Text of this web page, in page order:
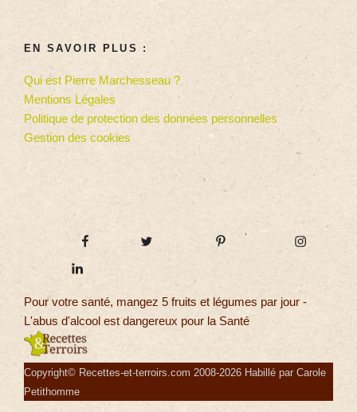
EN SAVOIR PLUS :
Qui est Pierre Marchesseau ?
Mentions Légales
Politique de protection des données personnelles
Gestion des cookies
Pour votre santé, mangez 5 fruits et légumes par jour -
L'abus d'alcool est dangereux pour la Santé
Copyright© Recettes-et-terroirs.com 2008-2026 Habillé par Carole
Petithomme